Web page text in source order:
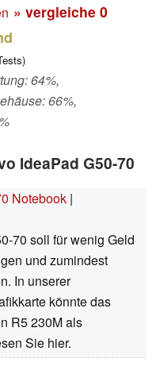
» vergleiche 0
64%,
66%,
IdeaPad G50-70
Notebook |
70 soll für wenig Geld
und zumindest
In unserer
könnte das
R5 230M als
Sie hier.